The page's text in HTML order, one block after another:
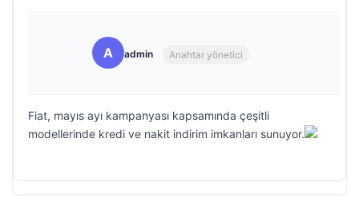
A admin Anahtar yönetici
Fiat, mayıs ayı kampanyası kapsamında çeşitli
modellerinde kredi ve nakit indirim imkanları sunuyor.